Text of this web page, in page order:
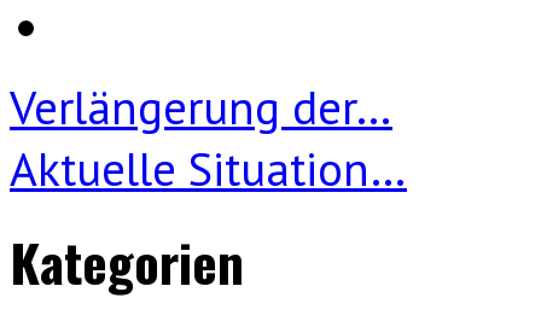
Verlängerung der…
Aktuelle Situation…
Kategorien